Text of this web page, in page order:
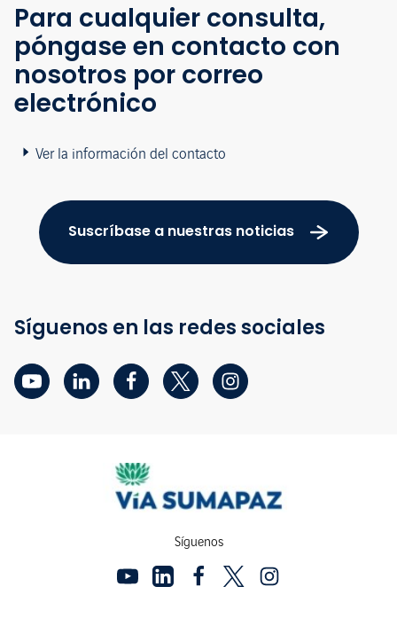
Para cualquier consulta,
póngase en contacto con
nosotros por correo
electrónico
Ver la información del contacto
Suscríbase a nuestras noticias
Síguenos en las redes sociales
Síguenos